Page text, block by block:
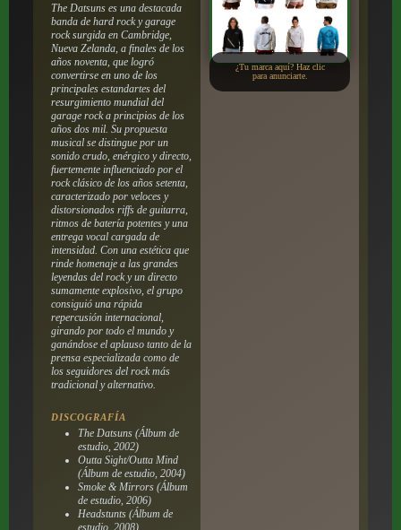
The Datsuns es una destacada
banda de hard rock y garage
rock surgida en Cambridge,
Nueva Zelanda, a finales de los
años noventa, que logró
convertirse en uno de los
principales estandartes del
resurgimiento mundial del
garage rock a principios de los
años dos mil. Su propuesta
musical se distingue por un
sonido crudo, enérgico y directo,
fuertemente influenciado por el
rock clásico de los años setenta,
caracterizado por veloces y
distorsionados riffs de guitarra,
ritmos de batería potentes y una
entrega vocal cargada de
intensidad. Con una estética que
rinde homenaje a las grandes
leyendas del rock y un directo
sumamente explosivo, el grupo
consiguió una rápida
repercusión internacional,
girando por todo el mundo y
ganándose el aplauso tanto de la
prensa especializada como de
los seguidores del rock más
tradicional y alternativo.
DISCOGRAFÍA
The Datsuns(Álbum de
estudio, 2002)
Outta Sight/Outta Mind
(Álbum de estudio, 2004)
Smoke & Mirrors(Álbum
de estudio, 2006)
Headstunts(Álbum de
estudio, 2008)
¿Tu marca aquí? Haz clic
para anunciarte.